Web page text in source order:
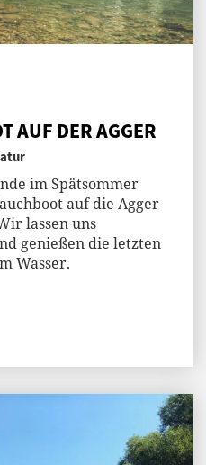
AUF DER AGGER
im Spätsommer
auf die Agger
lassen uns
genießen die letzten
Wasser.